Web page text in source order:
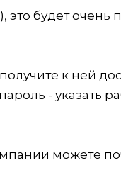
), это будет
к ней
- указать
можете